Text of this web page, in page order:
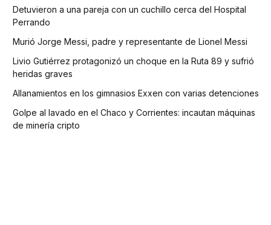
Detuvieron a una pareja con un cuchillo cerca del Hospital
Perrando
Murió Jorge Messi, padre y representante de Lionel Messi
Livio Gutiérrez protagonizó un choque en la Ruta 89 y sufrió
heridas graves
Allanamientos en los gimnasios Exxen con varias detenciones
Golpe al lavado en el Chaco y Corrientes: incautan máquinas
de minería cripto